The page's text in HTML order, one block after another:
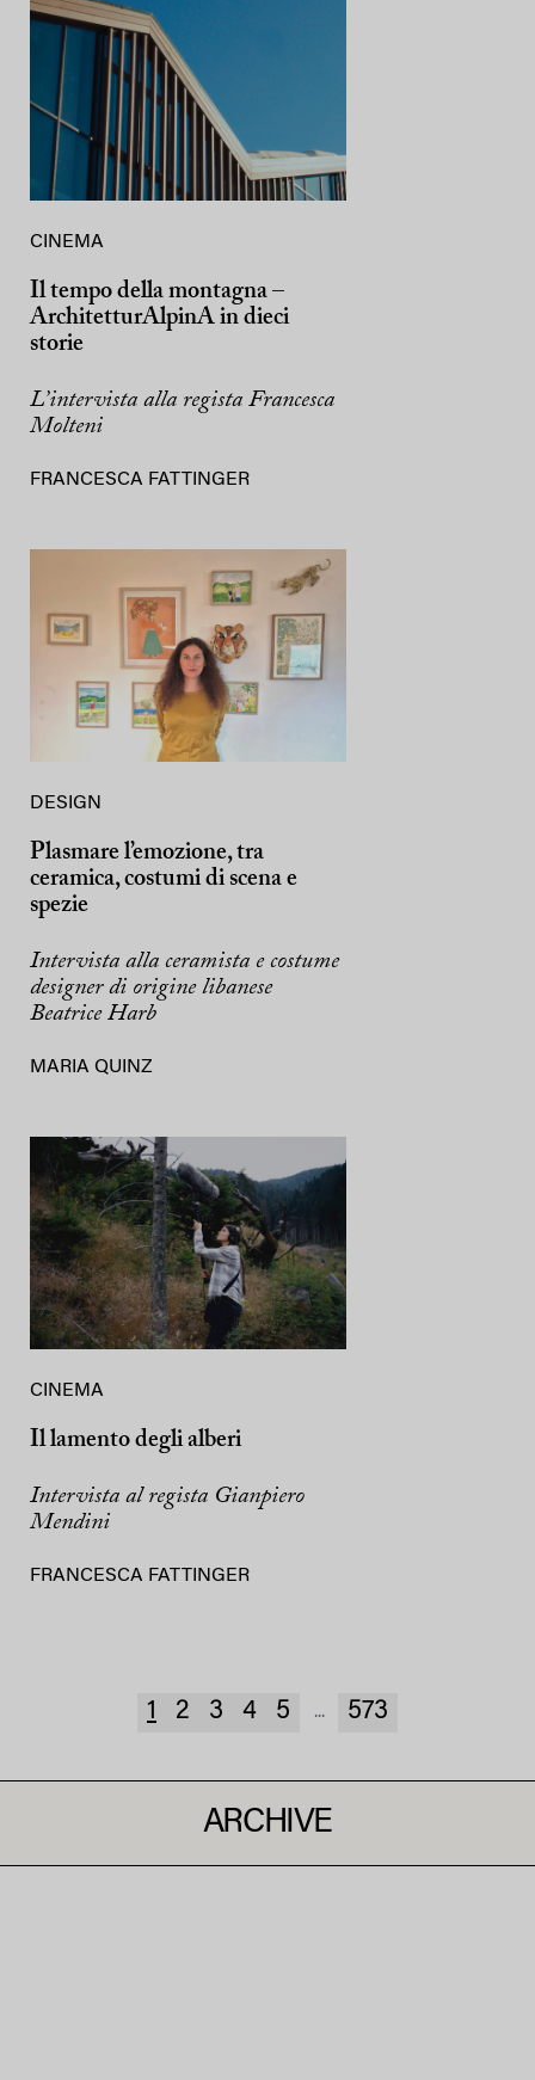
CINEMA
Il tempo della montagna –
ArchitetturAlpinA in dieci
storie
L’intervista alla regista Francesca
Molteni
FRANCESCA FATTINGER
DESIGN
Plasmare l’emozione, tra
ceramica, costumi di scena e
spezie
Intervista alla ceramista e costume
designer di origine libanese
Beatrice Harb
MARIA QUINZ
CINEMA
Il lamento degli alberi
Intervista al regista Gianpiero
Mendini
FRANCESCA FATTINGER
1 2 3 4 5 ... 573
ARCHIVE